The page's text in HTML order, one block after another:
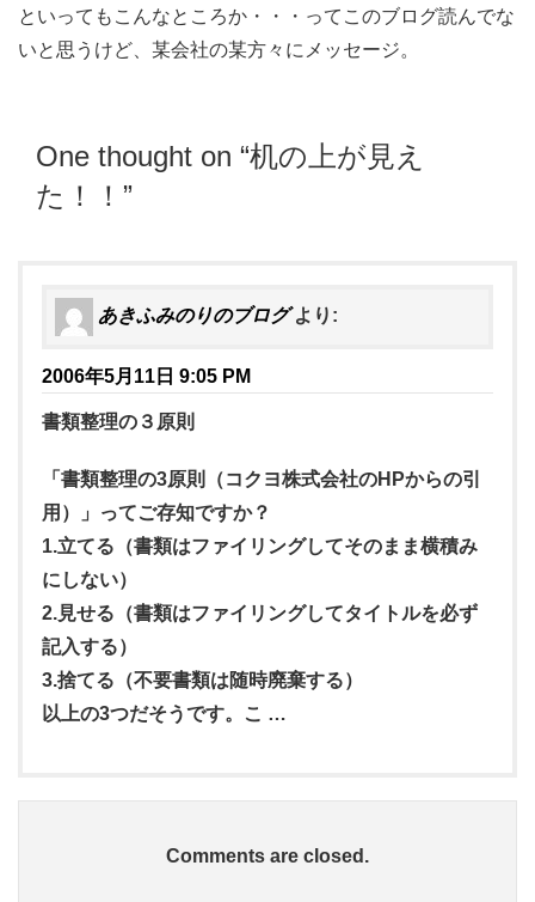
といってもこんなところか・・・ってこのブログ読んでな
いと思うけど、某会社の某方々にメッセージ。
One thought on “机の上が見え
た！！ ”
あきふみのりのブログ より:
2006年5月11日 9:05 PM
書類整理の３原則
「書類整理の3原則（コクヨ株式会社のHPからの引
用）」ってご存知ですか？
1.立てる（書類はファイリングしてそのまま横積み
にしない）
2.見せる（書類はファイリングしてタイトルを必ず
記入する）
3.捨てる（不要書類は随時廃棄する）
以上の3つだそうです。こ …
Comments are closed.